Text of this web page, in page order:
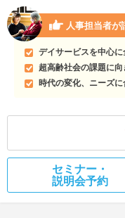
人事担当者が
デイサービスを中心に
超高齢社会の課題に向
時代の変化、ニーズ
セミナー・
説明会予約